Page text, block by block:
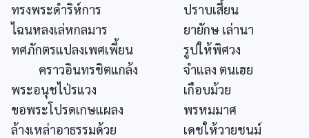
ทรงพระดำริห์การ
ปราบเสี้ยน
ไฉนหลงเล่หกลมาร
ยายักษ เล่านา
ทศภักตรแปลงเพศเพี้ยน
รูปให้พิศวง
คราวอินทรชิตแกล้ง
จำแลง ตนเฮย
พระอนุชไป่รแวง
เกือบม้วย
ขอพระโปรดเกษแผลง
พรหมมาศ
ล้างเหล่าอาธรรมด้วย
เดชให้วายชนม์